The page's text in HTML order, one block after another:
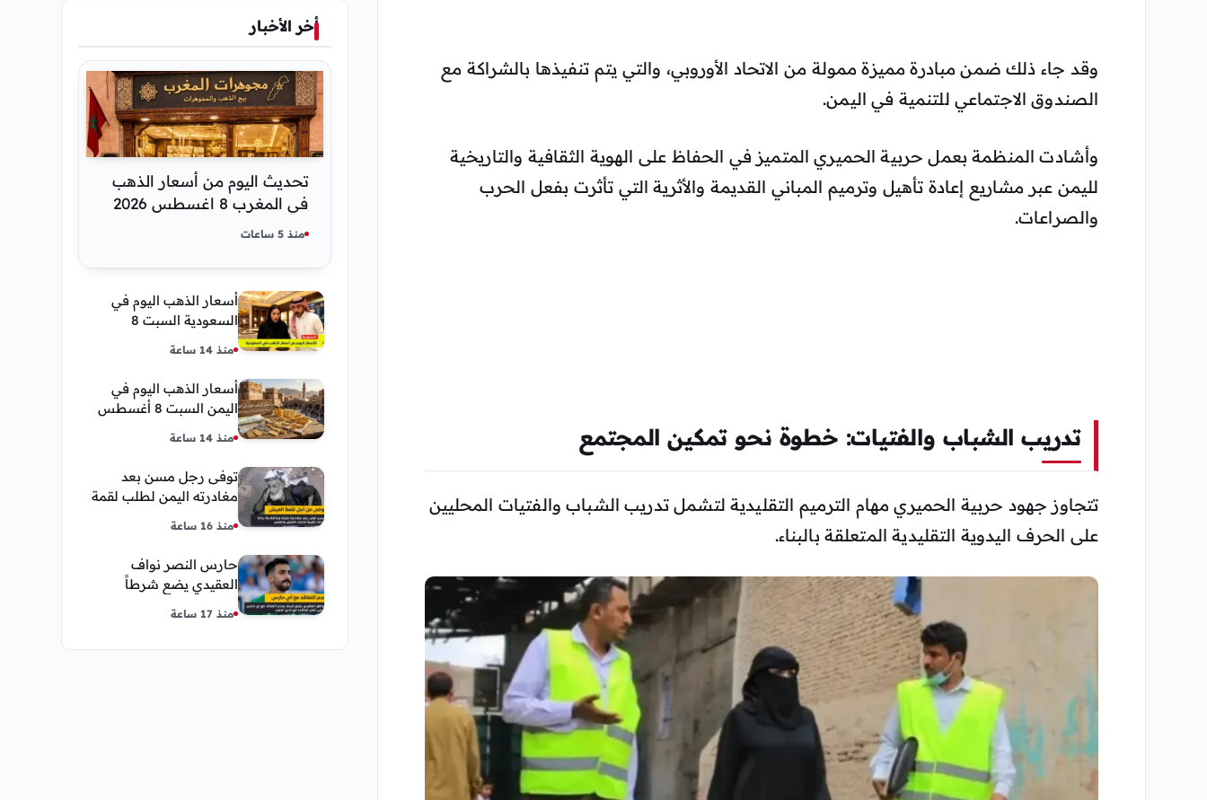
وقد جاء ذلك ضمن مبادرة مميزة ممولة من الاتحاد الأوروبي، والتي يتم تنفيذها بالشراكة مع
الصندوق الاجتماعي للتنمية في اليمن.
وأشادت المنظمة بعمل حربية الحميري المتميز في الحفاظ على الهوية الثقافية والتاريخية
لليمن عبر مشاريع إعادة تأهيل وترميم المباني القديمة والأثرية التي تأثرت بفعل الحرب
والصراعات.
تدريب الشباب والفتيات: خطوة نحو تمكين المجتمع
تتجاوز جهود حربية الحميري مهام الترميم التقليدية لتشمل تدريب الشباب والفتيات المحليين
على الحرف اليدوية التقليدية المتعلقة بالبناء.
أخر الأخبار
تحديث اليوم من أسعار الذهب
في المغرب 8 اغسطس 2026
كم عسر الجنية الذهب
منذ 5 ساعات
أسعار الذهب اليوم في
السعودية السبت 8
مباشر
منذ 14 ساعة
أسعار الذهب اليوم في
اليمن السبت 8 أغسطس
وعدن
منذ 14 ساعة
توفى رجل مسن بعد
مغادرته اليمن لطلب لقمة
يقدمها لإبنته
منذ 16 ساعة
حارس النصر نواف
العقيدي يضع شرطاً
النادي
منذ 17 ساعة